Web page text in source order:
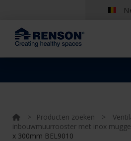
> Producten zoeken >
inbouwmuurrooster met inox
x 300mm BEL9010